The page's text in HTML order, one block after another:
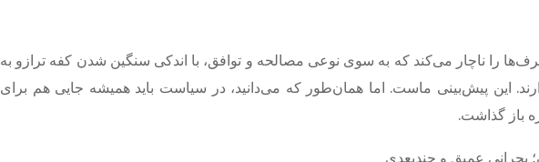
را ناچار می‌کند که به سوی نوعی مصالحه و توافق، با اندکی سنگین شدن کفه ترازو به
. این پیش‌بینی ماست.
اما همان‌طور که می‌دانید، در سیاست باید همیشه جایی هم برای
باز گذاشت.
بحرانی عمیق و چندبعدی